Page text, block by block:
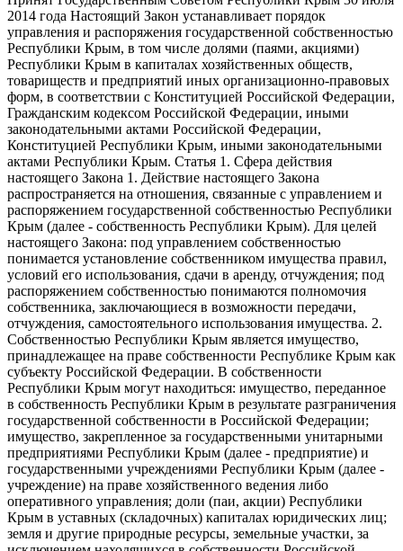
2014 года Настоящий Закон устанавливает порядок
управления и распоряжения государственной собственностью
Республики Крым, в том числе долями (паями, акциями)
Республики Крым в капиталах хозяйственных обществ,
товариществ и предприятий иных организационно-правовых
форм, в соответствии с Конституцией Российской Федерации,
Гражданским кодексом Российской Федерации, иными
законодательными актами Российской Федерации,
Конституцией Республики Крым, иными законодательными
актами Республики Крым. Статья 1. Сфера действия
настоящего Закона 1. Действие настоящего Закона
распространяется на отношения, связанные с управлением и
распоряжением государственной собственностью Республики
Крым (далее - собственность Республики Крым). Для целей
настоящего Закона: под управлением собственностью
понимается установление собственником имущества правил,
условий его использования, сдачи в аренду, отчуждения; под
распоряжением собственностью понимаются полномочия
собственника, заключающиеся в возможности передачи,
отчуждения, самостоятельного использования имущества. 2.
Собственностью Республики Крым является имущество,
принадлежащее на праве собственности Республике Крым как
субъекту Российской Федерации. В собственности
Республики Крым могут находиться: имущество, переданное
в собственность Республики Крым в результате разграничения
государственной собственности в Российской Федерации;
имущество, закрепленное за государственными унитарными
предприятиями Республики Крым (далее - предприятие) и
государственными учреждениями Республики Крым (далее -
учреждение) на праве хозяйственного ведения либо
оперативного управления; доли (паи, акции) Республики
Крым в уставных (складочных) капиталах юридических лиц;
земля и другие природные ресурсы, земельные участки, за